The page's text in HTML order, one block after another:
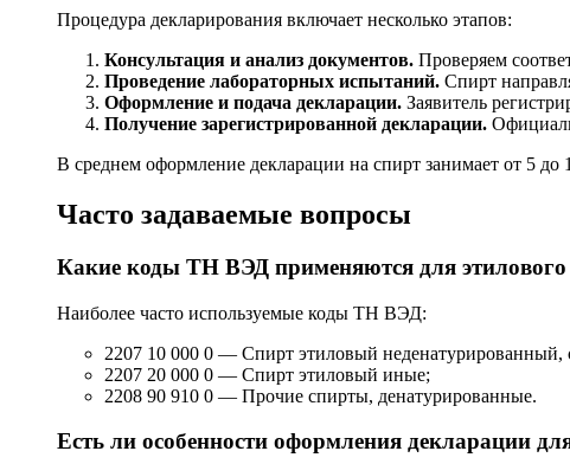
Процедура декларирования включает несколько этапов:
Консультация и анализ документов. Проверяем
Проведение лабораторных испытаний. Спирт
Оформление и подача декларации. Заявитель
Получение зарегистрированной декларации.
В среднем оформление декларации на спирт занимает от 5
Часто задаваемые вопросы
Какие коды ТН ВЭД применяются для этилового
Наиболее часто используемые коды ТН ВЭД:
2207 10 000 0 — Спирт этиловый неденатурированный,
2207 20 000 0 — Спирт этиловый иные;
2208 90 910 0 — Прочие спирты, денатурированные.
Есть ли особенности оформления декларации